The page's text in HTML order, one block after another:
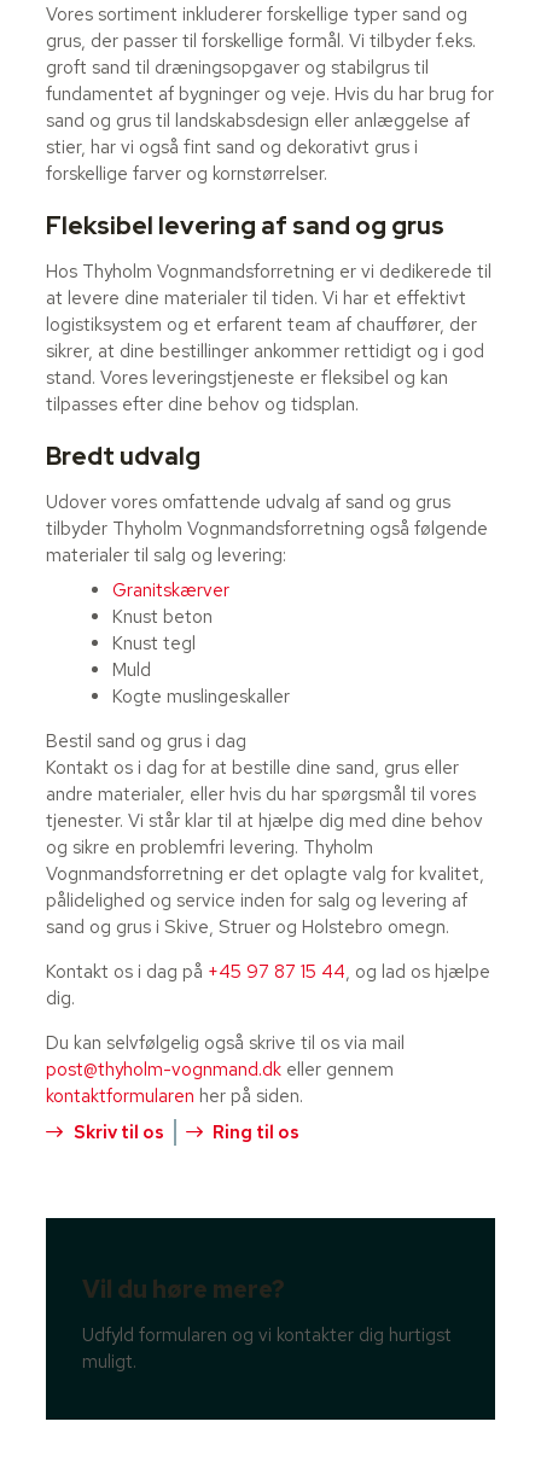
Vores sortiment inkluderer forskellige typer sand og
grus, der passer til forskellige formål. Vi tilbyder f.eks.
groft sand til dræningsopgaver og stabilgrus til
fundamentet af bygninger og veje. Hvis du har brug for
sand og grus til landskabsdesign eller anlæggelse af
stier, har vi også fint sand og dekorativt grus i
forskellige farver og kornstørrelser.
Fleksibel levering af sand og grus
Hos Thyholm Vognmandsforretning er vi dedikerede til
at levere dine materialer til tiden. Vi har et effektivt
logistiksystem og et erfarent team af chauffører, der
sikrer, at dine bestillinger ankommer rettidigt og i god
stand. Vores leveringstjeneste er fleksibel og kan
tilpasses efter dine behov og tidsplan.
Bredt udvalg
Udover vores omfattende udvalg af sand og grus
tilbyder Thyholm Vognmandsforretning også følgende
materialer til salg og levering:
Granitskærver
Knust beton
Knust tegl
Muld
Kogte muslingeskaller
Bestil sand og grus i dag
Kontakt os i dag for at bestille dine sand, grus eller
andre materialer, eller hvis du har spørgsmål til vores
tjenester. Vi står klar til at hjælpe dig med dine behov
og sikre en problemfri levering. Thyholm
Vognmandsforretning er det oplagte valg for kvalitet,
pålidelighed og service inden for salg og levering af
sand og grus i Skive, Struer og Holstebro omegn.
Kontakt os i dag på +45 97 87 15 44, og lad os hjælpe
dig.
Du kan selvfølgelig også skrive til os via mail
post@thyholm-vognmand.dk eller gennem
kontaktformularen her på siden.
Skriv til os
Ring til os
Vil du høre mere?
Udfyld formularen og vi kontakter dig hurtigst
muligt.